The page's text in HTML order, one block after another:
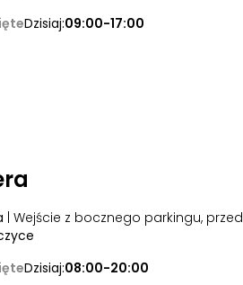
Dzisiaj:09:00-17:00
| Wejście z bocznego parkingu, przed
Dzisiaj:08:00-20:00